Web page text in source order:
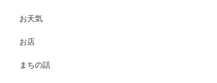
お天気
お店
まちの話